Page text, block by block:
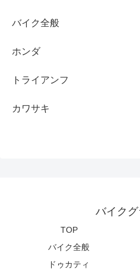
バイク全般
ホンダ
トライアンフ
カワサキ
バイク
TOP
バイク全般
ドゥカティ